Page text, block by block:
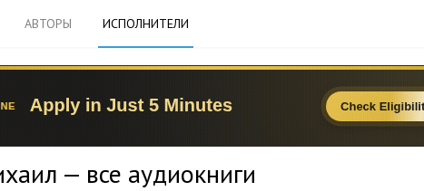
АВТОРЫ ИСПОЛНИТЕЛИ
— все аудиокниги